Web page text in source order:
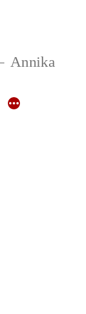
Annika